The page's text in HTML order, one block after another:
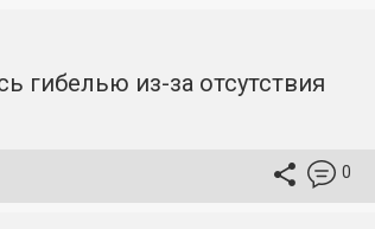
гибелью из-за отсутствия
0